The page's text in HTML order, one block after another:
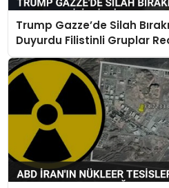
Trump Gazze’de Silah
Duyurdu Filistinli Gruplar